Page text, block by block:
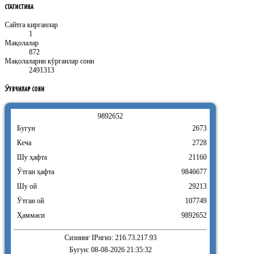
СТАТИСТИКА
Сайтга кирганлар
1
Мақолалар
872
Мақолаларни кӯрганлар сони
2491313
ӮҚУВЧИЛАРСОНИ
9892652
Бугун
Кеча
Шу ҳафта
Ӯтган ҳафта
Шу ой
Ӯтган ой
Ҳаммаси
2673
2728
21160
9846677
29213
107749
9892652
Сизнинг IPнгиз: 216.73.217.93
Бугун: 08-08-2026 21:35:32